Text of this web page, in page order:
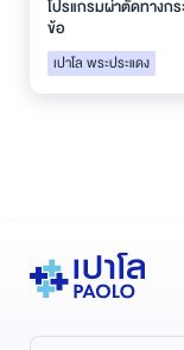
โปรแกรมผ่าตัดทางกร
ข้อ
เปาโล พระประแดง